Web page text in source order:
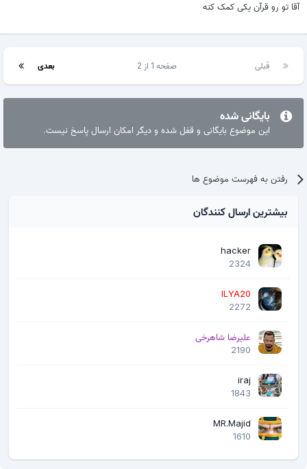
آقا تو رو قرآن یکی کمک کنه
قبلی بعدی صفحه 1 از 2
بایگانی شده
این موضوع بایگانی و قفل شده و دیگر امکان ارسال پاسخ نیست.
رفتن به فهرست موضوع ها
بیشترین ارسال کنندگان
hacker
2324
ILYA20
2272
علیرضا شاهرخی
2190
iraj
1843
MR.Majid
1610